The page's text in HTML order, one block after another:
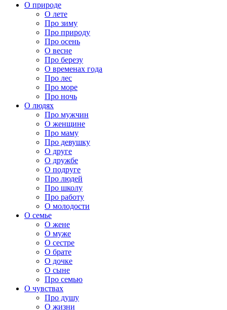
О природе
О лете
Про зиму
Про природу
Про осень
О весне
Про березу
О временах года
Про лес
Про море
Про ночь
О людях
Про мужчин
О женщине
Про маму
Про девушку
О друге
О дружбе
О подруге
Про людей
Про школу
Про работу
О молодости
О семье
О жене
О муже
О сестре
О брате
О дочке
О сыне
Про семью
О чувствах
Про душу
О жизни